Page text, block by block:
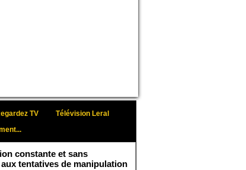
TV
Télévision Leral
constante et sans
tentatives de manipulation